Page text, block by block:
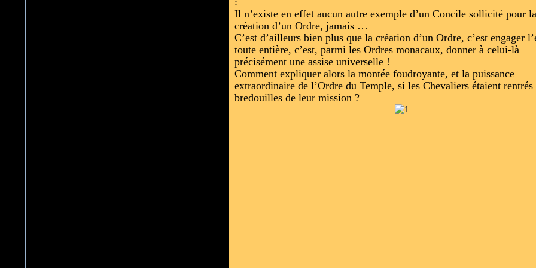
Il n’existe en effet aucun autre exemple d’un Concile sollicité pour la
création d’un Ordre, jamais …
C’est d’ailleurs bien plus que la création d’un Ordre, c’est engager
toute entière, c’est, parmi les Ordres monacaux, donner à celui-là
précisément une assise universelle !
Comment expliquer alors la montée foudroyante, et la puissance
extraordinaire de l’Ordre du Temple, si les Chevaliers étaient rentrés
bredouilles de leur mission ?